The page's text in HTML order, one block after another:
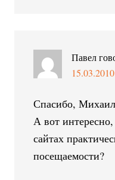
Павел
Спасибо,
А вот
сайтах
посещаемости?